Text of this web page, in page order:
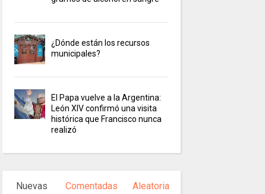
¿Dónde están los recursos
municipales?
El Papa vuelve a la Argentina:
León XIV confirmó una visita
histórica que Francisco nunca
realizó
Nuevas Comentadas Aleatoria